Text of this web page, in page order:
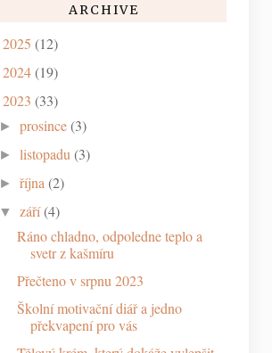
ARCHIVE
2025 (12)
2024(19)
2023 (33)
►prosince(3)
►listopadu (3)
►října (2)
▼ září(4)
Ráno chladno, odpoledne teplo a
svetr z kašmíru
Přečteno v srpnu 2023
Školní motivační diář a jedno
překvapení pro vás